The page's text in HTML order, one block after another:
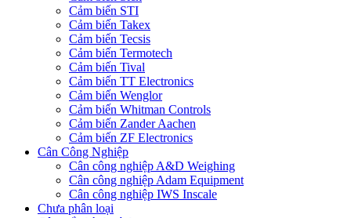
Cảm biến STI
Cảm biến Takex
Cảm biến Tecsis
Cảm biến Termotech
Cảm biến Tival
Cảm biến TT Electronics
Cảm biến Wenglor
Cảm biến Whitman Controls
Cảm biến Zander Aachen
Cảm biến ZF Electronics
Cân Công Nghiệp
Cân công nghiệp A&D Weighing
Cân công nghiệp Adam Equipment
Cân công nghiệp IWS Inscale
Chưa phân loại